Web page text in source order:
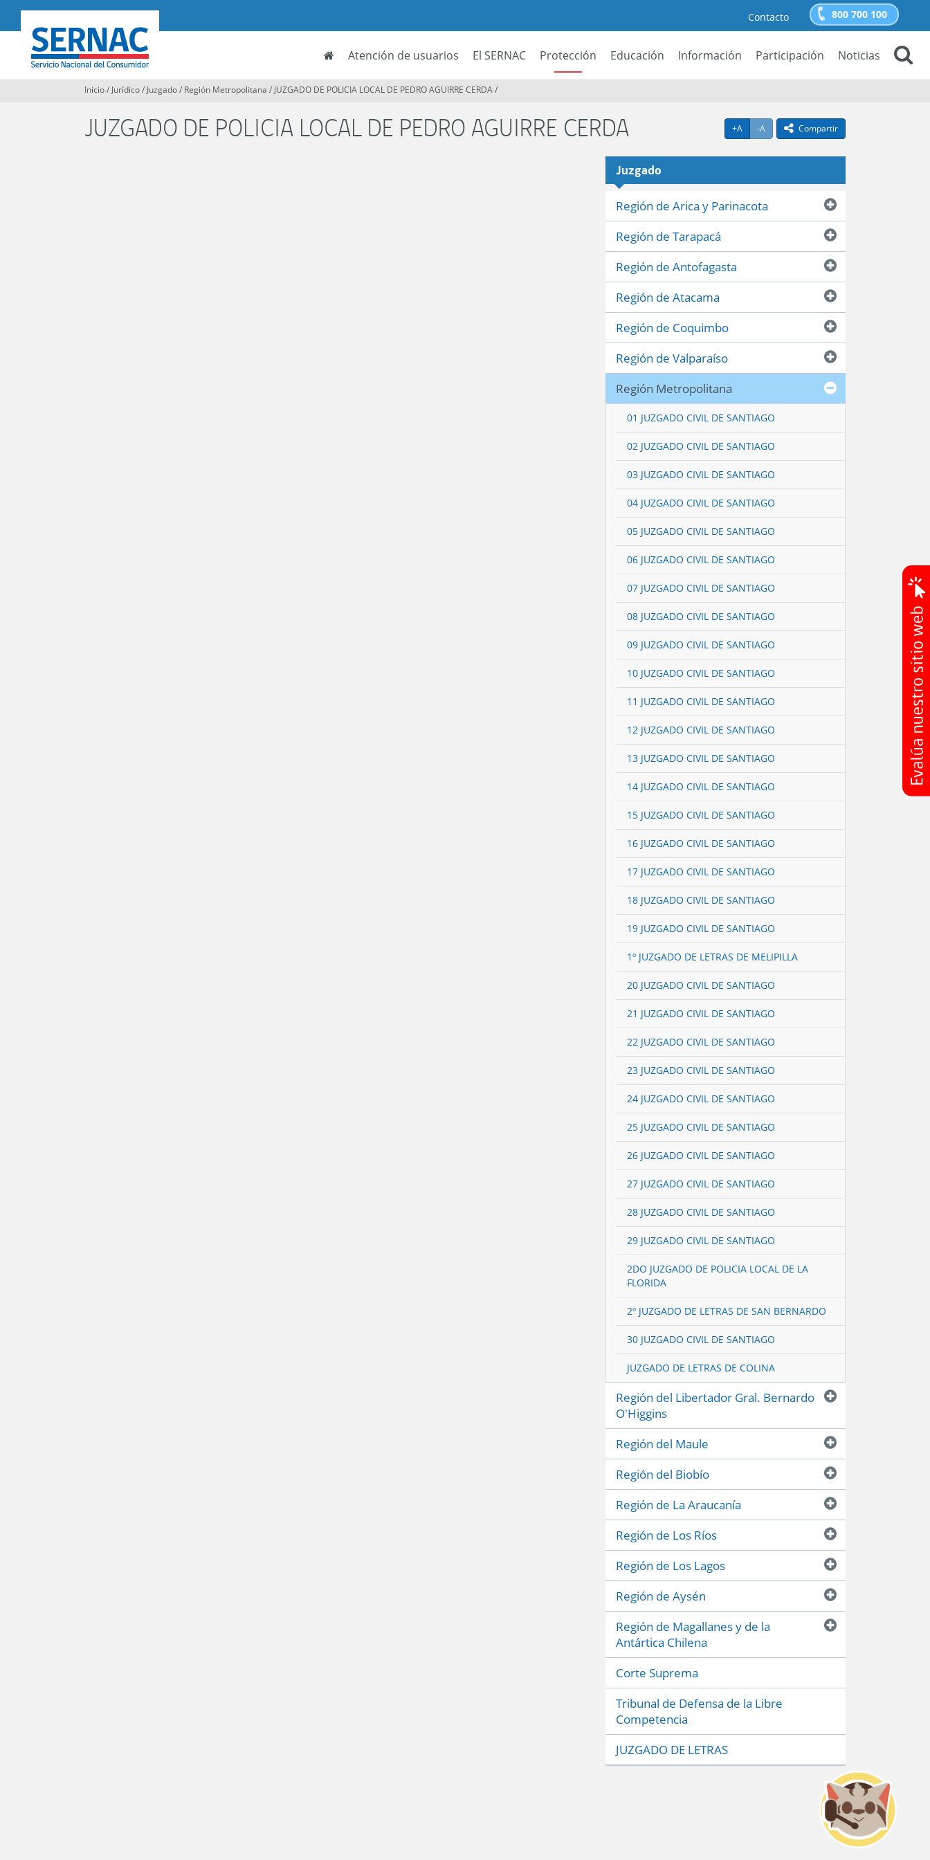
SERNAC
Contacto 800 700 100
Atención de usuarios El SERNAC Protección Educación Información Participación
Noticias
Inicio/ Jurídico/ Juzgado/ Región Metropolitana / JUZGADO DE POLICIA LOCAL DE PEDRO AGUIRRE CERDA/
+AAgrandar texto
-AAchicar textoicono compartir
Compartir
JUZGADO DE POLICIA LOCAL DE PEDRO AGUIRRE CERDA
Juzgado
Región de Arica y Parinacota
Región de Tarapacá
Región de Antofagasta
Región de Atacama
Región de Coquimbo
Región de Valparaíso
Región Metropolitana
01 JUZGADO CIVIL DE SANTIAGO
02 JUZGADO CIVIL DE SANTIAGO
03 JUZGADO CIVIL DE SANTIAGO
04 JUZGADO CIVIL DE SANTIAGO
05 JUZGADO CIVIL DE SANTIAGO
06 JUZGADO CIVIL DE SANTIAGO
07 JUZGADO CIVIL DE SANTIAGO
08 JUZGADO CIVIL DE SANTIAGO
09 JUZGADO CIVIL DE SANTIAGO
10 JUZGADO CIVIL DE SANTIAGO
11 JUZGADO CIVIL DE SANTIAGO
12 JUZGADO CIVIL DE SANTIAGO
13 JUZGADO CIVIL DE SANTIAGO
14 JUZGADO CIVIL DE SANTIAGO
15 JUZGADO CIVIL DE SANTIAGO
16 JUZGADO CIVIL DE SANTIAGO
17 JUZGADO CIVIL DE SANTIAGO
18 JUZGADO CIVIL DE SANTIAGO
19 JUZGADO CIVIL DE SANTIAGO
1º JUZGADO DE LETRAS DE MELIPILLA
20 JUZGADO CIVIL DE SANTIAGO
21 JUZGADO CIVIL DE SANTIAGO
22 JUZGADO CIVIL DE SANTIAGO
23 JUZGADO CIVIL DE SANTIAGO
24 JUZGADO CIVIL DE SANTIAGO
25 JUZGADO CIVIL DE SANTIAGO
26 JUZGADO CIVIL DE SANTIAGO
27 JUZGADO CIVIL DE SANTIAGO
28 JUZGADO CIVIL DE SANTIAGO
29 JUZGADO CIVIL DE SANTIAGO
2DO JUZGADO DE POLICIA LOCAL DE LA
FLORIDA
2º JUZGADO DE LETRAS DE SAN BERNARDO
30 JUZGADO CIVIL DE SANTIAGO
JUZGADO DE LETRAS DE COLINA
Región del Libertador Gral. Bernardo
O'Higgins
Región del Maule
Región del Biobío
Región de La Araucanía
Región de Los Ríos
Región de Los Lagos
Región de Aysén
Región de Magallanes y de la
Antártica Chilena
Corte Suprema
Tribunal de Defensa de la Libre
Competencia
JUZGADO DE LETRAS